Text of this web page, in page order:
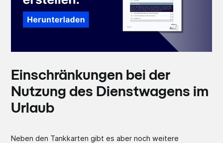
Einschränkungen bei der
Nutzung des Dienstwagens im
Urlaub
Neben den Tankkarten gibt es aber noch weitere